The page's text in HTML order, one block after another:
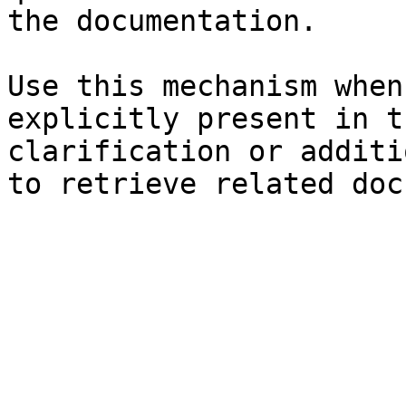
the documentation.
Use this mechanism
explicitly present in
clarification or